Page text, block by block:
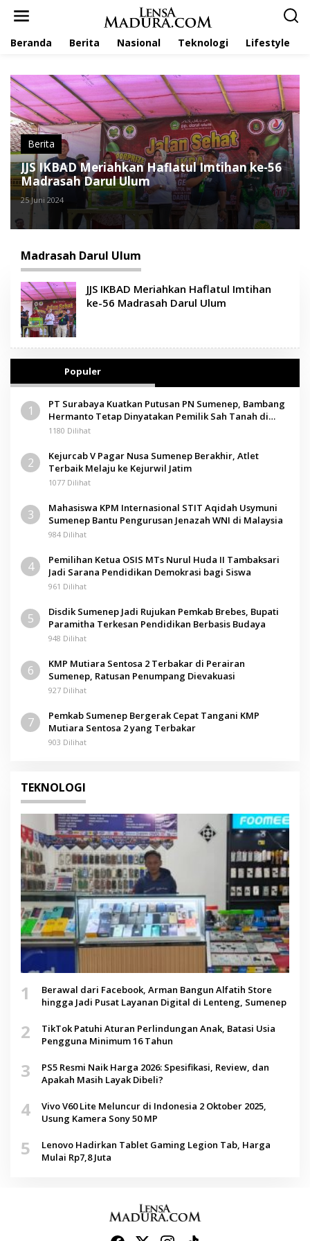
Beranda Berita Nasional Teknologi Lifestyle
Berita
JJS IKBAD Meriahkan Haflatul Imtihan ke-56
Madrasah Darul Ulum
25 Juni 2024
Madrasah Darul Ulum
JJS IKBAD Meriahkan Haflatul Imtihan
ke-56 Madrasah Darul Ulum
Populer
1
PT Surabaya Kuatkan Putusan PN Sumenep, Bambang
Hermanto Tetap Dinyatakan Pemilik Sah Tanah di
Pamolokan
1180 Dilihat
2
Kejurcab V Pagar Nusa Sumenep Berakhir, Atlet
Terbaik Melaju ke Kejurwil Jatim
1077 Dilihat
3
Mahasiswa KPM Internasional STIT Aqidah Usymuni
Sumenep Bantu Pengurusan Jenazah WNI di Malaysia
984 Dilihat
4
Pemilihan Ketua OSIS MTs Nurul Huda II Tambaksari
Jadi Sarana Pendidikan Demokrasi bagi Siswa
961 Dilihat
5
Disdik Sumenep Jadi Rujukan Pemkab Brebes, Bupati
Paramitha Terkesan Pendidikan Berbasis Budaya
948 Dilihat
6
KMP Mutiara Sentosa 2 Terbakar di Perairan
Sumenep, Ratusan Penumpang Dievakuasi
927 Dilihat
7
Pemkab Sumenep Bergerak Cepat Tangani KMP
Mutiara Sentosa 2 yang Terbakar
903 Dilihat
TEKNOLOGI
1
Berawal dari Facebook, Arman Bangun Alfatih Store
hingga Jadi Pusat Layanan Digital di Lenteng, Sumenep
2
TikTok Patuhi Aturan Perlindungan Anak, Batasi Usia
Pengguna Minimum 16 Tahun
3
PS5 Resmi Naik Harga 2026: Spesifikasi, Review, dan
Apakah Masih Layak Dibeli?
4
Vivo V60 Lite Meluncur di Indonesia 2 Oktober 2025,
Usung Kamera Sony 50 MP
5
Lenovo Hadirkan Tablet Gaming Legion Tab, Harga
Mulai Rp7,8 Juta